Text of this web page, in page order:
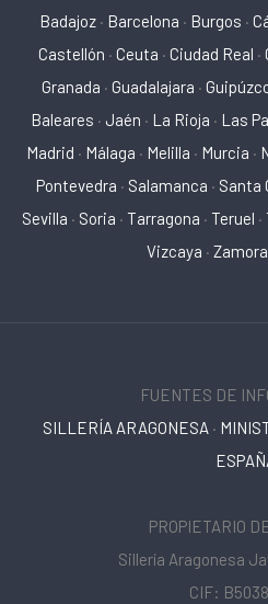
Badajoz · Barcelona · Burgos ·
Castellón · Ceuta · Ciudad Real ·
Granada · Guadalajara ·
Baleares · Jaén · La Rioja · Las
Madrid · Málaga · Melilla · Murcia ·
Pontevedra · Salamanca · Santa
Sevilla · Soria · Tarragona · Teruel ·
Vizcaya · Zamora
FUENTES DE
SILLERÍA ARAGONESA ·
PROPIETARIO
Sillería Aragonesa
CIF: